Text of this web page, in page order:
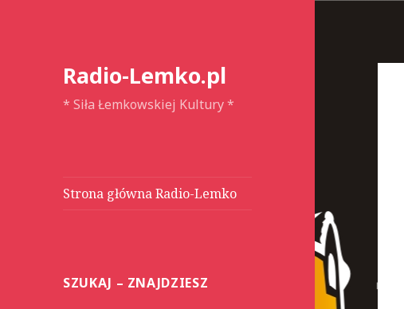
Radio-Lemko.pl
* Siła Łemkowskiej Kultury *
Strona główna Radio-Lemko
SZUKAJ – ZNAJDZIESZ